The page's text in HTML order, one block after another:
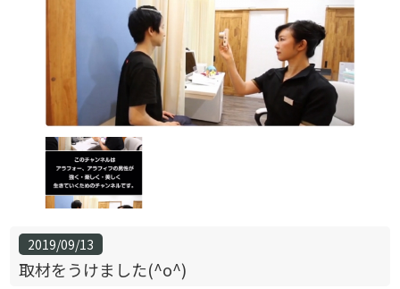
2019/09/13
取材をうけました(^o^)